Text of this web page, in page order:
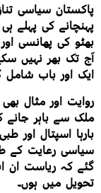
پاکستان سیاسی
پہنچانے کی پہلے
بھٹو کی پھانسی
آج تک بھر نہیں
ایک اور باب شامل
روایت اور مثال
ملک سے باہر
بارہا اسپتال اور
سیاسی رعایت کے
گئے کہ ریاست ان
تحویل میں ہوں۔